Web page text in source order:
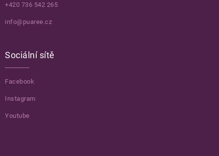
+420 736 542 265
info@puaree.cz
Sociální sítě
Facebook
Instagram
Youtube